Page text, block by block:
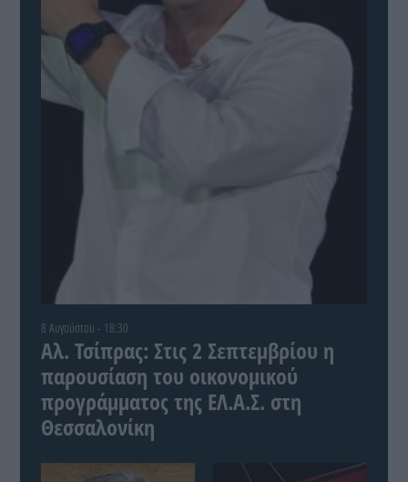
8 Αυγούστου - 18:30
Αλ. Τσίπρας: Στις 2 Σεπτεμβρίου η
παρουσίαση του οικονομικού
προγράμματος της ΕΛ.Α.Σ. στη
Θεσσαλονίκη